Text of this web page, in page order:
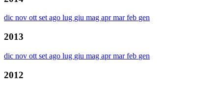
dic nov ottsetago lug giu mag aprmarfeb gen
2013
dic nov ott set ago lug giu mag aprmarfeb gen
2012